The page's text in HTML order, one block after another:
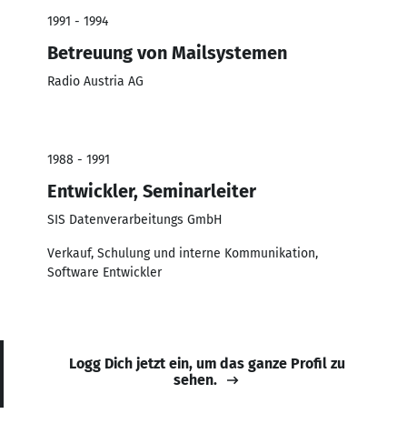
1991 - 1994
Betreuung von Mailsystemen
Radio Austria AG
1988 - 1991
Entwickler, Seminarleiter
SIS Datenverarbeitungs GmbH
Verkauf, Schulung und interne Kommunikation,
Software Entwickler
Logg Dich jetzt ein, um das ganze Profil zu
sehen.